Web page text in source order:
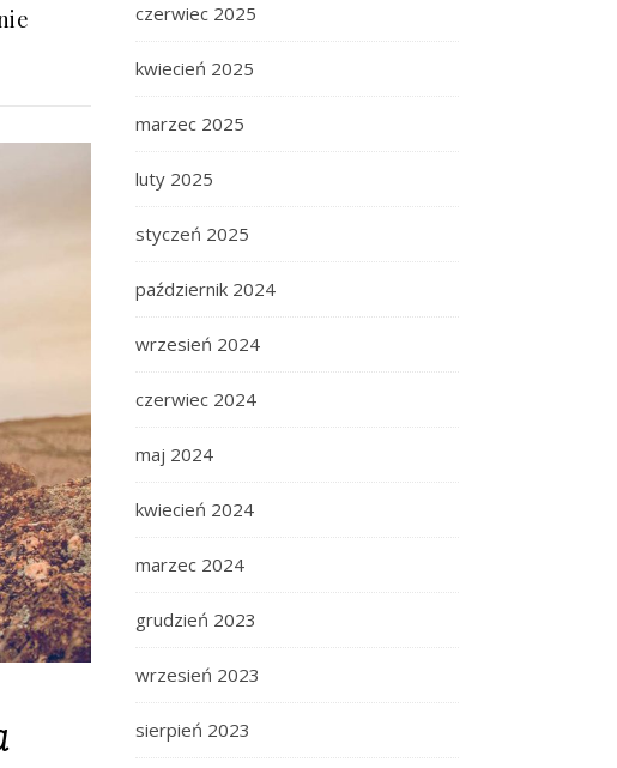
czerwiec 2025
kwiecień 2025
marzec 2025
luty 2025
styczeń 2025
październik 2024
wrzesień 2024
czerwiec 2024
maj 2024
kwiecień 2024
marzec 2024
grudzień 2023
wrzesień 2023
sierpień 2023